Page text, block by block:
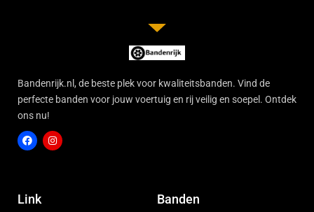
Bandenrijk.nl, de beste plek voor kwaliteitsbanden. Vind de
perfecte banden voor jouw voertuig en rij veilig en soepel. Ontdek
ons nu!
c
e
Link Banden